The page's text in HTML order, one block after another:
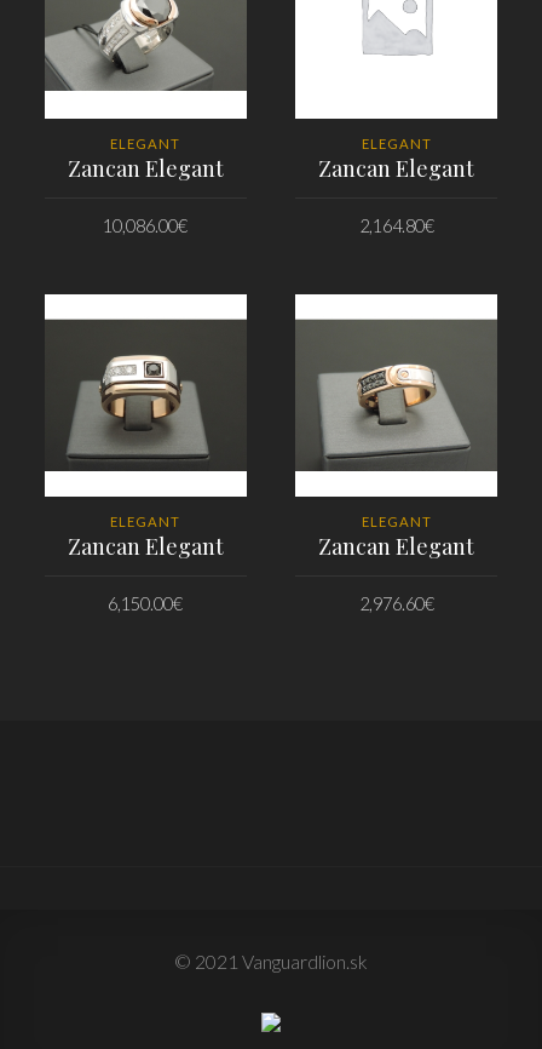
ELEGANT
Zancan Elegant
10,086.00€
ELEGANT
Zancan Elegant
2,164.80€
ELEGANT
Zancan Elegant
6,150.00€
ELEGANT
Zancan Elegant
2,976.60€
© 2021 Vanguardlion.sk